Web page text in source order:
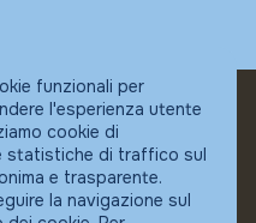
funzionali per
l'esperienza utente
cookie di
statistiche di traffico sul
e trasparente.
la navigazione sul